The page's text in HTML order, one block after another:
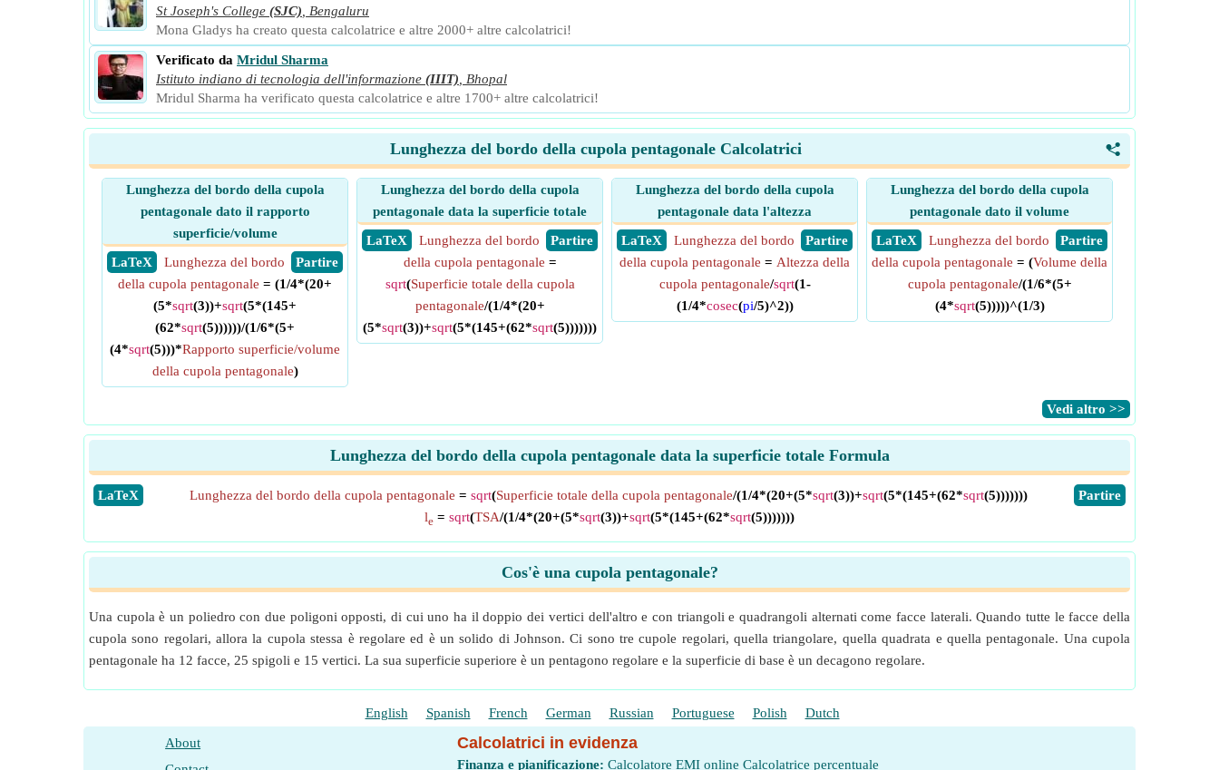
St Joseph's College (SJC)
Bengaluru
Mona Gladys ha creato questa calcolatrice e altre 2000+ altre calcolatrici!
Verificato da Mridul Sharma
Istituto indiano di tecnologia dell'informazione (IIIT)
Bhopal
Mridul Sharma ha verificato questa calcolatrice e altre 1700+ altre calcolatrici!
<
Lunghezza del bordo della cupola pentagonale Calcolatrici
Lunghezza del bordo della cupola
pentagonale dato il rapporto
superficie/volume
​ LaTeX
​ Partire
Lunghezza del bordo
della cupola pentagonale = (1/4*(20+
(5*sqrt(3))+sqrt(5*(145+
(62*sqrt(5))))))/(1/6*(5+
(4*sqrt(5)))*Rapporto superficie/volume
della cupola pentagonale)
Lunghezza del bordo della cupola
pentagonale data la superficie totale
​ LaTeX
​ Partire
Lunghezza del bordo
della cupola pentagonale =
sqrt(Superficie totale della cupola
pentagonale/(1/4*(20+
(5*sqrt(3))+sqrt(5*(145+(62*sqrt(5)))))))
Lunghezza del bordo della cupola
pentagonale data l'altezza
​ LaTeX
​ Partire
Lunghezza del bordo
della cupola pentagonale = Altezza della
cupola pentagonale/sqrt(1-
(1/4*cosec(pi/5)^2))
Lunghezza del bordo della cupola
pentagonale dato il volume
​ LaTeX
​ Partire
Lunghezza del bordo
della cupola pentagonale = (Volume della
cupola pentagonale/(1/6*(5+
(4*sqrt(5)))))^(1/3)
​Vedi altro >>
Lunghezza del bordo della cupola pentagonale data la superficie totale Formula
​LaTeX ​Partire
Lunghezza del bordo della cupola pentagonale = sqrt(Superficie totale della cupola pentagonale/(1/4*(20+(5*sqrt(3))+sqrt(5*(145+(62*sqrt(5)))))))
le = sqrt(TSA/(1/4*(20+(5*sqrt(3))+sqrt(5*(145+(62*sqrt(5)))))))
Cos'è una cupola pentagonale?
Una cupola è un poliedro con due poligoni opposti, di cui uno ha il doppio dei vertici dell'altro e con triangoli e quadrangoli alternati come facce laterali. Quando tutte le facce della
cupola sono regolari, allora la cupola stessa è regolare ed è un solido di Johnson. Ci sono tre cupole regolari, quella triangolare, quella quadrata e quella pentagonale. Una cupola
pentagonale ha 12 facce, 25 spigoli e 15 vertici. La sua superficie superiore è un pentagono regolare e la superficie di base è un decagono regolare.
English Spanish French German Russian Portuguese Polish Dutch
About
Calcolatrici in evidenza
Finanza e pianificazione: Calcolatore EMI online Calcolatrice percentuale